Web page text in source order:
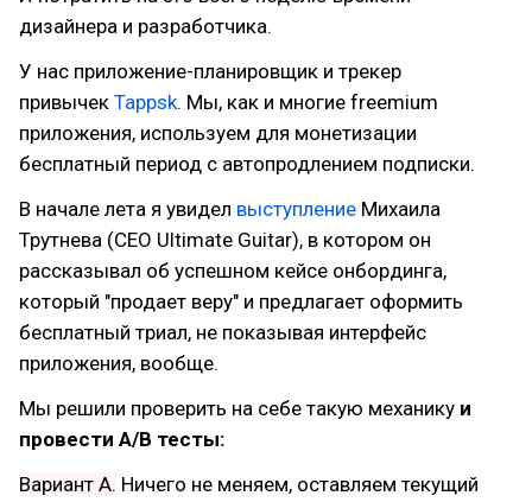
дизайнера и разработчика.
У нас приложение-планировщик и трекер
привычек Tappsk. Мы, как и многие freemium
приложения, используем для монетизации
бесплатный период с автопродлением подписки.
В начале лета я увидел выступление Михаила
Трутнева (CEO Ultimate Guitar), в котором он
рассказывал об успешном кейсе онбординга,
который "продает веру" и предлагает оформить
бесплатный триал, не показывая интерфейс
приложения, вообще.
Мы решили проверить на себе такую механику и
провести A/B тесты:
Вариант А. Ничего не меняем, оставляем текущий